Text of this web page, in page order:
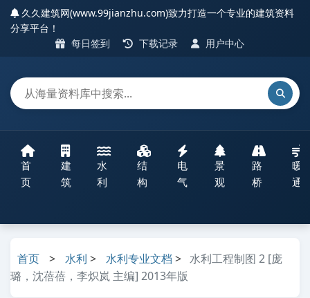
久久建筑网(www.99jianzhu.com)致力打造一个专业的建筑资料
分享平台！
每日签到
下载记录 用户中心
首
页
建
筑
水
利
结
构
电
气
景
观
路
桥
暖
通
首页 > 水利 > 水利专业文档 > 水利工程制图 2 [庞
璐，沈蓓蓓，李炽岚 主编] 2013年版